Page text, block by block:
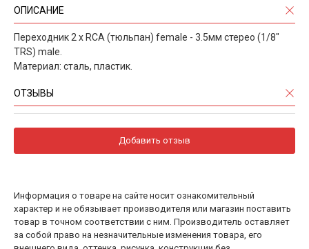
ОПИСАНИЕ
Переходник 2 х RCA (тюльпан) female - 3.5мм стерео (1/8"
TRS) male.
Материал: сталь, пластик.
ОТЗЫВЫ
Добавить отзыв
Информация о товаре на сайте носит ознакомительный
характер и не обязывает производителя или магазин поставить
товар в точном соответствии с ним. Производитель оставляет
за собой право на незначительные изменения товара, его